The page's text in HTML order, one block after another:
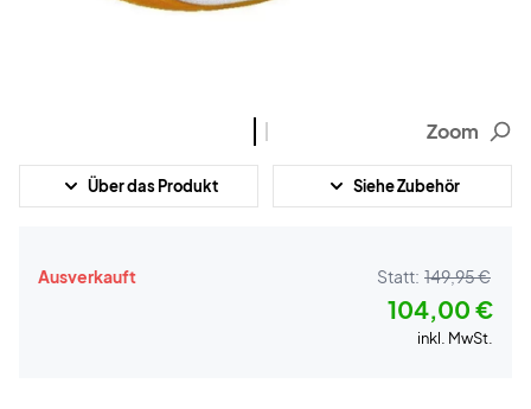
Zoom
Über das Produkt Siehe Zubehör
Ausverkauft Statt: 149,95 €
104,00 €
inkl. MwSt.